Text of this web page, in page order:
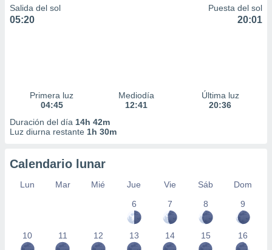
Salida del sol
05:20
Puesta del sol
20:01
Primera luz
04:45
Mediodía
12:41
Última luz
20:36
Duración del día 14h 42m
Luz diurna restante 1h 30m
Calendario lunar
Lun Mar Mié Jue Vie Sáb
Dom
6
7 8 9
10 11 12 13 14 15 16